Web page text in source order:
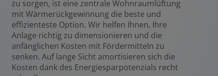
zu sorgen, ist eine zentrale Wohnraumlüftung
mit Wärmerückgewinnung die beste und
effizienteste Option. Wir helfen Ihnen, Ihre
Anlage richtig zu dimensionieren und die
anfänglichen Kosten mit Fördermitteln zu
senken. Auf lange Sicht amortisieren sich die
Kosten dank des Energiesparpotenzials recht